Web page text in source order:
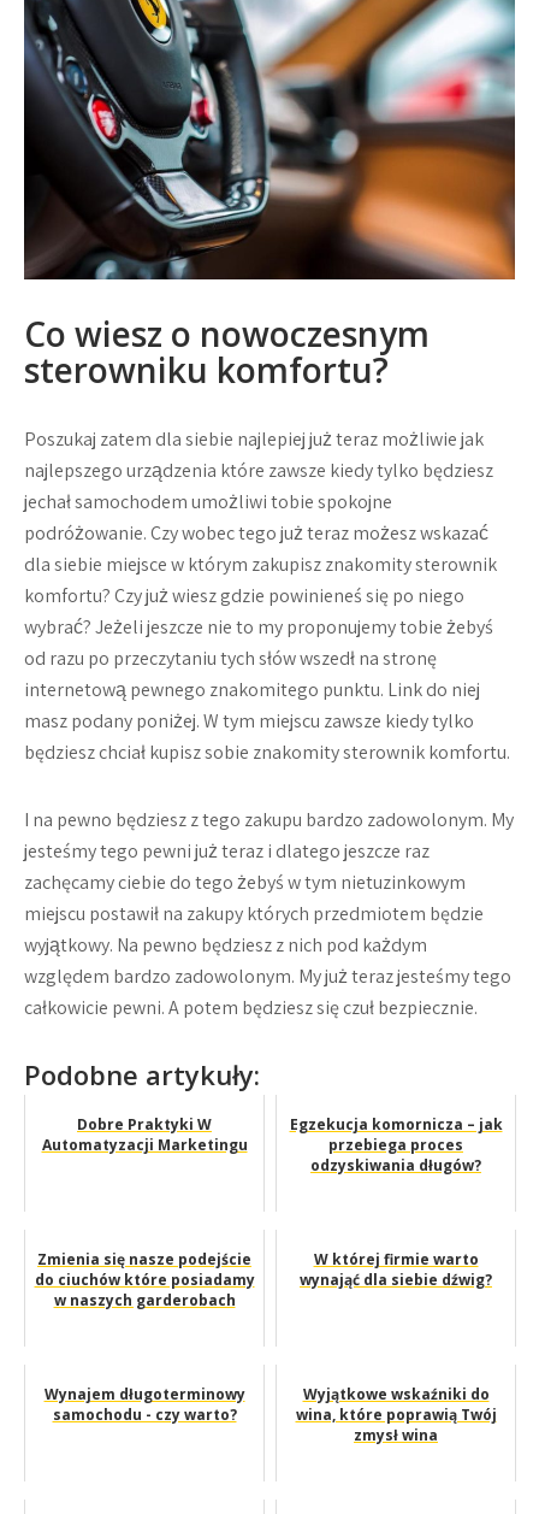
Co wiesz o nowoczesnym
sterowniku komfortu?
Poszukaj zatem dla siebie najlepiej już teraz możliwie jak
najlepszego urządzenia które zawsze kiedy tylko będziesz
jechał samochodem umożliwi tobie spokojne
podróżowanie. Czy wobec tego już teraz możesz wskazać
dla siebie miejsce w którym zakupisz znakomity sterownik
komfortu? Czy już wiesz gdzie powinieneś się po niego
wybrać? Jeżeli jeszcze nie to my proponujemy tobie żebyś
od razu po przeczytaniu tych słów wszedł na stronę
internetową pewnego znakomitego punktu. Link do niej
masz podany poniżej. W tym miejscu zawsze kiedy tylko
będziesz chciał kupisz sobie znakomity sterownik komfortu.
I na pewno będziesz z tego zakupu bardzo zadowolonym. My
jesteśmy tego pewni już teraz i dlatego jeszcze raz
zachęcamy ciebie do tego żebyś w tym nietuzinkowym
miejscu postawił na zakupy których przedmiotem będzie
wyjątkowy. Na pewno będziesz z nich pod każdym
względem bardzo zadowolonym. My już teraz jesteśmy tego
całkowicie pewni. A potem będziesz się czuł bezpiecznie.
Podobne artykuły:
Dobre Praktyki W
Automatyzacji Marketingu
Egzekucja komornicza – jak
przebiega proces
odzyskiwania długów?
Zmienia się nasze podejście
do ciuchów które posiadamy
w naszych garderobach
W której firmie warto
wynająć dla siebie dźwig?
Wynajem długoterminowy
samochodu - czy warto?
Wyjątkowe wskaźniki do
wina, które poprawią Twój
zmysł wina